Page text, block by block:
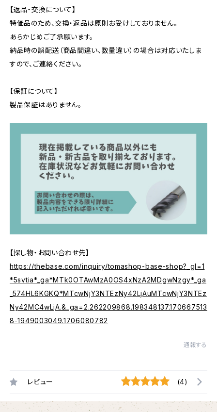
【返品・交換について】
特価品のため、交換・返品は原則お受けしておりません。
あらかじめご了承願います。
納品時の誤配送（商品間違い、数量違い）の場合は対応いたしま
すので、ご連絡ください。
【保証について】
製品保証はありません。
【探し物・お問い合わせ先】
https://thebase.com/inquiry/tomashop-base-shop?_gl=1
*5svtia*_ga*MTk0OTAwMzA0OS4xNzA2MDgwNzgy*_ga
_574HL6KGKQ*MTcwNjY3NTEzNy42LjAuMTcwNjY3NTEz
Ny42MC4wLjA.&_ga=2.262209868.198348137.170667513
8-1949003049.1706080782
通報する
レビュー (4)